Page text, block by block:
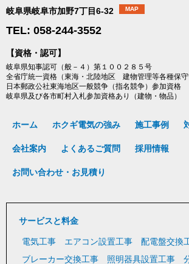
岐阜県岐阜市加野7丁目6-32 MAP
TEL: 058-244-3552
【資格・認可】
岐阜県知事認可（般－４）第１００２８５号
全省庁統一資格（東海・北陸地区 建物管理等各種保守
日本郵政公社東海地区一般競争（指名競争）参加資格
岐阜県及び各市町村入札参加資格あり（建物・物品）
ホーム ホクギ電気の強み 施工事例
会社案内 よくあるご質問 採用情報
お問い合わせ・お見積り
サービスと料金
電気工事 エアコン設置工事
配電盤交換
ブレーカー交換工事
照明器具設置工事